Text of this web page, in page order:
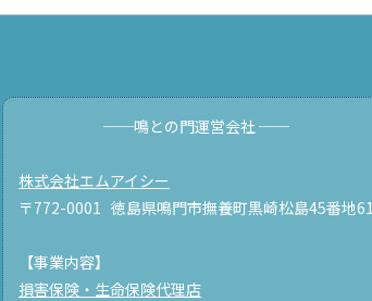
──鳴との門運営会社 ──
株式会社エムアイシー
〒772-0001 徳島県鳴門市撫養町黒崎松島45番地61
【事業内容】
損害保険・生命保険代理店